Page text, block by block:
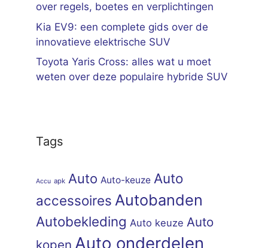
over regels, boetes en verplichtingen
Kia EV9: een complete gids over de
innovatieve elektrische SUV
Toyota Yaris Cross: alles wat u moet
weten over deze populaire hybride SUV
Tags
Accu apk Auto Auto-keuze Auto
accessoires Autobanden
Autobekleding Auto keuze Auto
kopen Auto onderdelen